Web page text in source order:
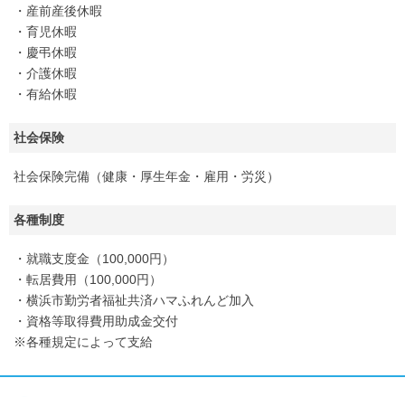
・産前産後休暇
・育児休暇
・慶弔休暇
・介護休暇
・有給休暇
社会保険
社会保険完備（健康・厚生年金・雇用・労災）
各種制度
・就職支度金（100,000円）
・転居費用（100,000円）
・横浜市勤労者福祉共済ハマふれんど加入
・資格等取得費用助成金交付
※各種規定によって支給